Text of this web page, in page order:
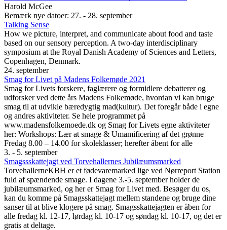
Harold McGee
Bemærk nye datoer: 27. - 28. september
Talking Sense
How we picture, interpret, and communicate about food and taste
based on our sensory perception. A two-day interdisciplinary
symposium at the Royal Danish Academy of Sciences and Letters,
Copenhagen, Denmark.
24. september
Smag for Livet på Madens Folkemøde 2021
Smag for Livets forskere, faglærere og formidlere debatterer og
udforsker ved dette års Madens Folkemøde, hvordan vi kan bruge
smag til at udvikle bæredygtig mad(kultur). Det foregår både i egne
og andres aktiviteter. Se hele programmet på
www.madensfolkemoede.dk og Smag for Livets egne aktiviteter
her: Workshops: Lær at smage & Umamificering af det grønne
Fredag 8.00 – 14.00 for skoleklasser; herefter åbent for alle
3. - 5. september
Smagssskattejagt ved Torvehallernes Jubilæumsmarked
TorvehallerneKBH er et fødevaremarked lige ved Nørreport Station
fuld af spændende smage. I dagene 3.-5. september holder de
jubilæumsmarked, og her er Smag for Livet med. Besøger du os,
kan du komme på Smagsskattejagt mellem standene og bruge dine
sanser til at blive klogere på smag. Smagsskattejagten er åben for
alle fredag kl. 12-17, lørdag kl. 10-17 og søndag kl. 10-17, og det er
gratis at deltage.